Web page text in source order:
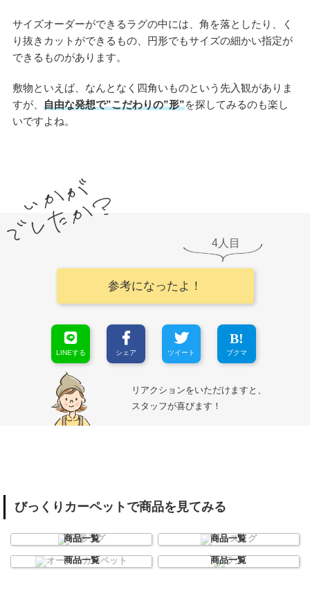
サイズオーダーができるラグの中には、角を落としたり、く
り抜きカットができるもの、円形でもサイズの細かい指定が
できるものがあります。
敷物といえば、なんとなく四角いものという先入観がありま
すが、 自由な発想で”こだわりの”形”を探してみるのも楽し
いですよね。
参考になったよ！
4
LINEする シェア ツイート ブクマ
リアクションをいただけますと、
スタッフが喜びます！
びっくりカーペットで商品を見てみる
商品一覧
商品一覧
商品一覧
商品一覧